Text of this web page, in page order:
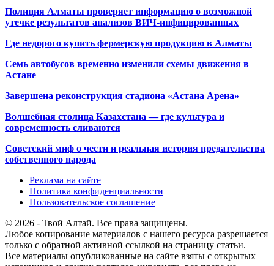
Полиция Алматы проверяет информацию о возможной
утечке результатов анализов ВИЧ-инфицированных
Где недорого купить фермерскую продукцию в Алматы
Семь автобусов временно изменили схемы движения в
Астане
Завершена реконструкция стадиона «Астана Арена»
Волшебная столица Казахстана — где культура и
современность сливаются
Советский миф о чести и реальная история предательства
собственного народа
Реклама на сайте
Политика конфиденциальности
Пользовательское соглашение
© 2026 - Твой Алтай. Все права защищены.
Любое копирование материалов с нашего ресурса разрешается
только с обратной активной ссылкой на страницу статьи.
Все материалы опубликованные на сайте взяты с открытых